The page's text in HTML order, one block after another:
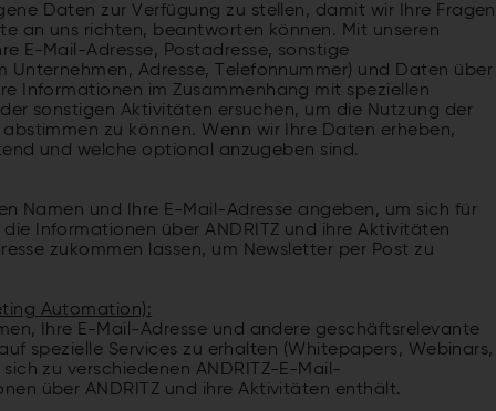
Daten zur Verfügung zu stellen, damit wir Ihre Fragen
an uns richten, beantworten können. Mit unseren
E-Mail-Adresse, Postadresse, sonstige
Adresse, Telefonnummer) und Daten über
Informationen im Zusammenhang mit speziellen
sonstigen Aktivitäten ersuchen, um die Nutzung der
zu können. Wenn wir Ihre Daten erheben,
und welche optional anzugeben sind.
Namen und Ihre E-Mail-Adresse angeben, um sich für
Informationen über ANDRITZ und ihre Aktivitäten
zukommen lassen, um Newsletter per Post zu
Automation):
Ihre E-Mail-Adresse und andere geschäftsrelevante
spezielle Services zu erhalten (Whitepapers, Webinars,
zu verschiedenen ANDRITZ-E-Mail-
über ANDRITZ und ihre Aktivitäten enthält.